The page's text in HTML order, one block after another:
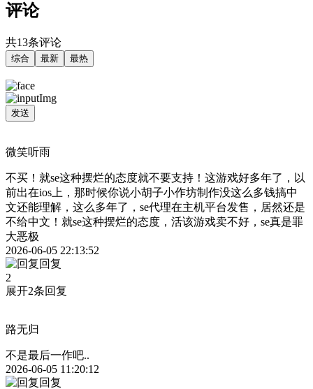
评论
共13条评论
综合 最新 最热
发送
微笑听雨
不买！就se这种摆烂的态度就不要支持！这游戏好多年了，以
前出在ios上，那时候你说小胡子小作坊制作没这么多钱搞中
文还能理解，这么多年了，se代理在主机平台发售，居然还是
不给中文！就se这种摆烂的态度，活该游戏卖不好，se真是罪
大恶极
2026-06-05 22:13:52
回复
2
展开2条回复
路无归
不是最后一作吧..
2026-06-05 11:20:12
回复